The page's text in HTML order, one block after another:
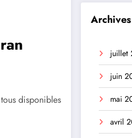
disponibles
Archives
juillet
juin
mai
avril